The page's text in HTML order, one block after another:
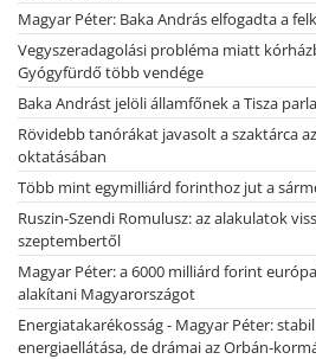
Magyar Péter: Baka András elfogadta a
Vegyszeradagolási probléma miatt
Gyógyfürdő több vendége
Baka Andrást jelöli államfőnek a Tisza
Rövidebb tanórákat javasolt a szaktárca
oktatásában
Több mint egymilliárd forinthoz jut a
Ruszin-Szendi Romulusz: az alakulatok
szeptembertől
Magyar Péter: a 6000 milliárd forint
alakítani Magyarországot
Energiatakarékosság - Magyar Péter:
energiaellátása, de drámai az Orbán-